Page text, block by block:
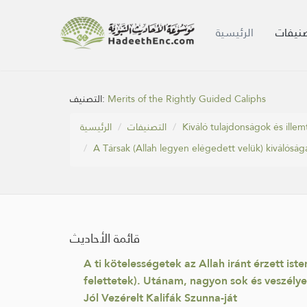
الرئيسية
التصنيف: Merits of the Rightly Guided Caliphs
الرئيسية
التصنيفات Kiváló tulajdonságok és
A Társak (Allah legyen elégedett velük)
قائمة الأحاديث
A ti kötelességetek az Allah iránt érzett
felettetek). Utánam, nagyon sok és
Jól Vezérelt Kalifák Szunna-ját